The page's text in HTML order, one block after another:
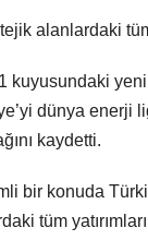
alanlardaki
kuyusundaki
dünya enerji
kaydetti.
bir konuda
tüm